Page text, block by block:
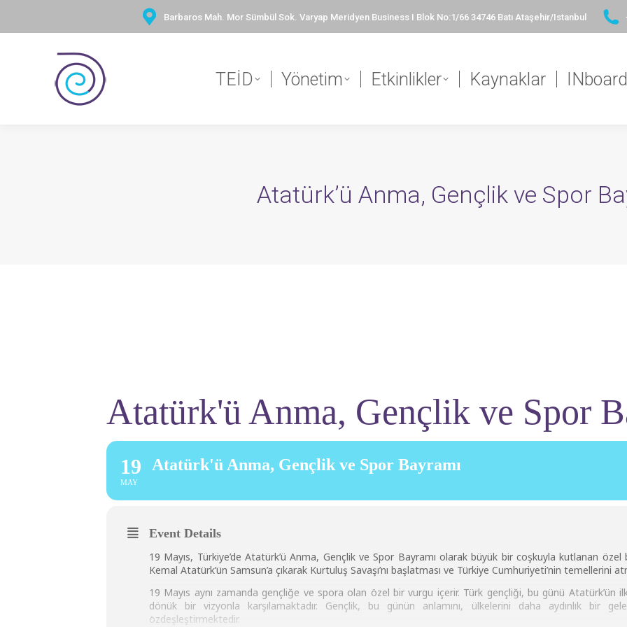
Barbaros Mah. Mor Sümbül Sok. Varyap Meridyen Business I Blok No:1/66 34746 Batı Ataşehir/Istanbul
TEİD Yönetim Etkinlikler Kaynaklar INboard
Atatürk’ü Anma, Gençlik ve Spor
Atatürk'ü Anma, Gençlik ve Spor
19
MAY
Atatürk'ü Anma, Gençlik ve Spor Bayramı
Event Details
19 Mayıs, Türkiye’de Atatürk’ü Anma, Gençlik ve Spor Bayramı olarak büyük bir coşkuyla kutlanan
Kemal Atatürk’ün Samsun’a çıkarak Kurtuluş Savaşı’nı başlatması ve Türkiye Cumhuriyeti’nin temellerini
19 Mayıs aynı zamanda gençliğe ve spora olan özel bir vurgu içerir. Türk gençliği, bu günü Atatürk’ün
dönük bir vizyonla karşılamaktadır. Gençlik, bu günün anlamını, ülkelerini daha aydınlık bir
özdeşleştirmektedir.